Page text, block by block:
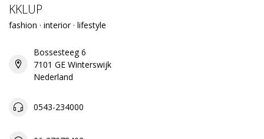
KKLUP
fashion · interior · lifestyle
Bossesteeg 6
7101 GE Winterswijk
Nederland
0543-234000